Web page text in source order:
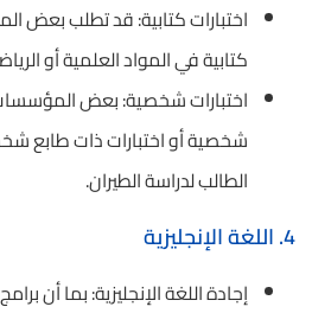
اختبارات كتابية: قد تطلب بعض
كتابية في المواد العلمية أو
اختبارات شخصية: بعض
شخصية أو اختبارات ذات طابع
الطالب لدراسة الطيران.
4. اللغة الإنجليزية
إجادة اللغة الإنجليزية: بما أن